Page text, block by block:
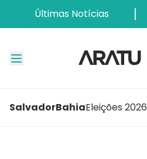
Últimas Notícias
SalvadorBahiaEleições 2026